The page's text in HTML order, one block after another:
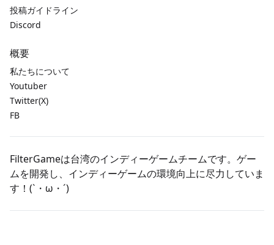
投稿ガイドライン
Discord
概要
私たちについて
Youtuber
Twitter(X)
FB
FilterGameは台湾のインディーゲームチームです。ゲー
ムを開発し、インディーゲームの環境向上に尽力していま
す！(`・ω・´)